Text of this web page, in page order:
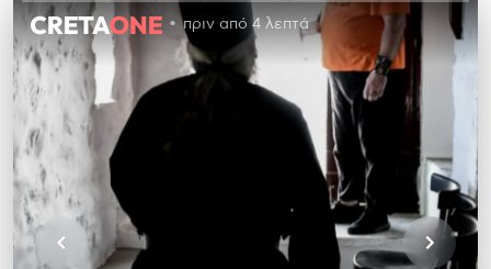
πριν από 4 λεπτά